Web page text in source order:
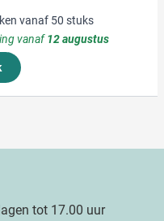
vanaf 50 stuks
vanaf12 augustus
tot 17.00 uur